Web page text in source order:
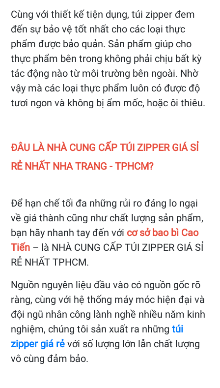
Cùng với thiết kế tiện dụng, túi zipper đem
đến sự bảo vệ tốt nhất cho các loại thực
phẩm được bảo quản. Sản phẩm giúp cho
thực phẩm bên trong không phải chịu bất kỳ
tác động nào từ môi trường bên ngoài. Nhờ
vậy mà các loại thực phẩm luôn có được độ
tươi ngon và không bị ẩm mốc, hoặc ôi thiêu.
ĐÂU LÀ NHÀ CUNG CẤP TÚI ZIPPER GIÁ SỈ
RẺ NHẤT NHA TRANG - TPHCM?
Để hạn chế tối đa những rủi ro đáng lo ngại
về giá thành cũng như chất lượng sản phẩm,
bạn hãy nhanh tay đến với cơ sở bao bì Cao
Tiến – là NHÀ CUNG CẤP TÚI ZIPPER GIÁ SỈ
RẺ NHẤT TPHCM.
Nguồn nguyên liệu đầu vào có nguồn gốc rõ
ràng, cùng với hệ thống máy móc hiện đại và
đội ngũ nhân công lành nghề nhiều năm kinh
nghiệm, chúng tôi sản xuất ra nhữngtúi
zipper giá rẻ với số lượng lớn lẫn chất lượng
vô cùng đảm bảo.